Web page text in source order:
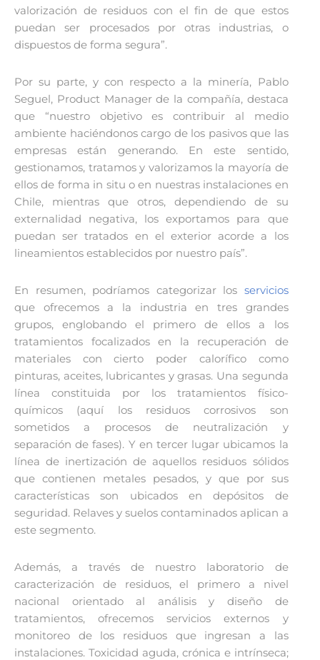
valorización de residuos con el fin de que estos
puedan ser procesados por otras industrias, o
dispuestos de forma segura”.
Por su parte, y con respecto a la minería, Pablo
Seguel, Product Manager de la compañía, destaca
que “nuestro objetivo es contribuir al medio
ambiente haciéndonos cargo de los pasivos que las
empresas están generando. En este sentido,
gestionamos, tratamos y valorizamos la mayoría de
ellos de forma in situ o en nuestras instalaciones en
Chile, mientras que otros, dependiendo de su
externalidad negativa, los exportamos para que
puedan ser tratados en el exterior acorde a los
lineamientos establecidos por nuestro país”.
En resumen, podríamos categorizar los servicios
que ofrecemos a la industria en tres grandes
grupos, englobando el primero de ellos a los
tratamientos focalizados en la recuperación de
materiales con cierto poder calorífico como
pinturas, aceites, lubricantes y grasas. Una segunda
línea constituida por los tratamientos físico-
químicos (aquí los residuos corrosivos son
sometidos a procesos de neutralización y
separación de fases). Y en tercer lugar ubicamos la
línea de inertización de aquellos residuos sólidos
que contienen metales pesados, y que por sus
características son ubicados en depósitos de
seguridad. Relaves y suelos contaminados aplican a
este segmento.
Además, a través de nuestro laboratorio de
caracterización de residuos, el primero a nivel
nacional orientado al análisis y diseño de
tratamientos, ofrecemos servicios externos y
monitoreo de los residuos que ingresan a las
instalaciones. Toxicidad aguda, crónica e intrínseca;